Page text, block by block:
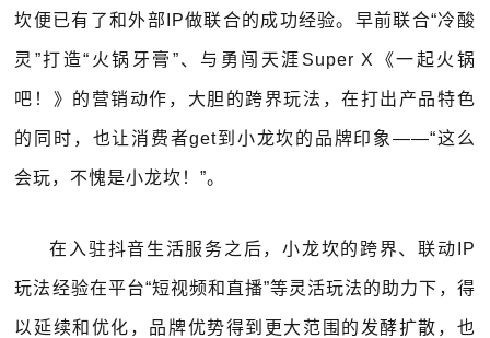
坎便已有了和外部IP做联合的成功经验。早前联合“冷酸
灵”打造“火锅牙膏”、与勇闯天涯Super X《一起火锅
吧！》的营销动作，大胆的跨界玩法，在打出产品特色
的同时，也让消费者get到小龙坎的品牌印象——“这么
会玩，不愧是小龙坎！”。
在入驻抖音生活服务之后，小龙坎的跨界、联动IP
玩法经验在平台“短视频和直播”等灵活玩法的助力下，得
以延续和优化，品牌优势得到更大范围的发酵扩散，也